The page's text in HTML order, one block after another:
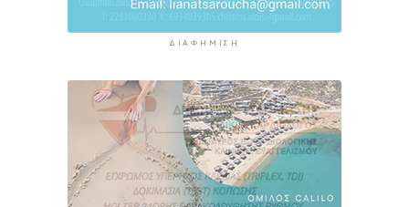
ΔΙΑΦΉΜΙΣΗ